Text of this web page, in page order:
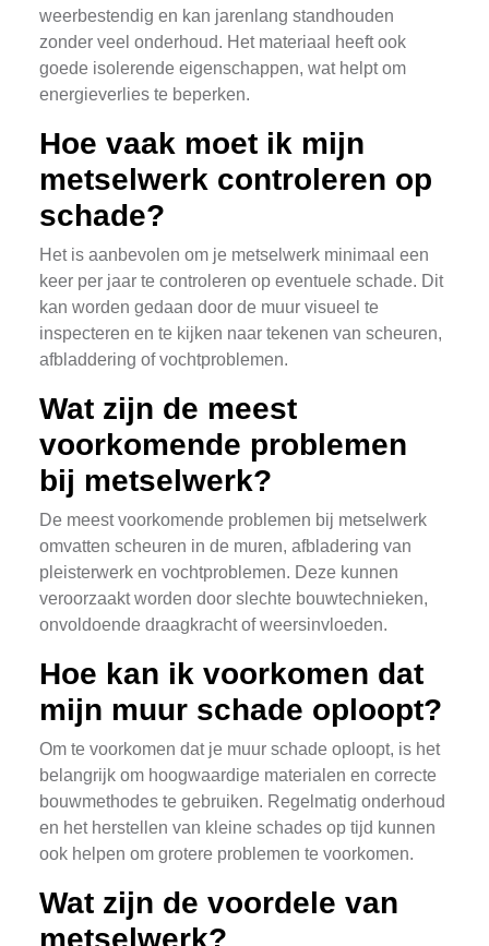
weerbestendig en kan jarenlang standhouden
zonder veel onderhoud. Het materiaal heeft ook
goede isolerende eigenschappen, wat helpt om
energieverlies te beperken.
Hoe vaak moet ik mijn
metselwerk controleren op
schade?
Het is aanbevolen om je metselwerk minimaal een
keer per jaar te controleren op eventuele schade. Dit
kan worden gedaan door de muur visueel te
inspecteren en te kijken naar tekenen van scheuren,
afbladdering of vochtproblemen.
Wat zijn de meest
voorkomende problemen
bij metselwerk?
De meest voorkomende problemen bij metselwerk
omvatten scheuren in de muren, afbladering van
pleisterwerk en vochtproblemen. Deze kunnen
veroorzaakt worden door slechte bouwtechnieken,
onvoldoende draagkracht of weersinvloeden.
Hoe kan ik voorkomen dat
mijn muur schade oploopt?
Om te voorkomen dat je muur schade oploopt, is het
belangrijk om hoogwaardige materialen en correcte
bouwmethodes te gebruiken. Regelmatig onderhoud
en het herstellen van kleine schades op tijd kunnen
ook helpen om grotere problemen te voorkomen.
Wat zijn de voordele van
metselwerk?